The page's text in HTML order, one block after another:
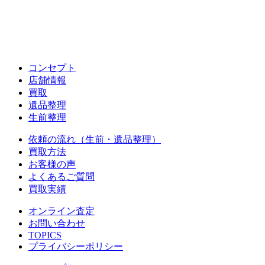
コンセプト
店舗情報
買取
遺品整理
生前整理
依頼の流れ（生前・遺品整理）
買取方法
お客様の声
よくあるご質問
買取実績
オンライン査定
お問い合わせ
TOPICS
プライバシーポリシー